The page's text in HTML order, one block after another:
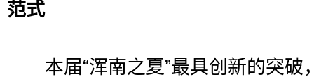
范式
本届“浑南之夏”最具创新的突破